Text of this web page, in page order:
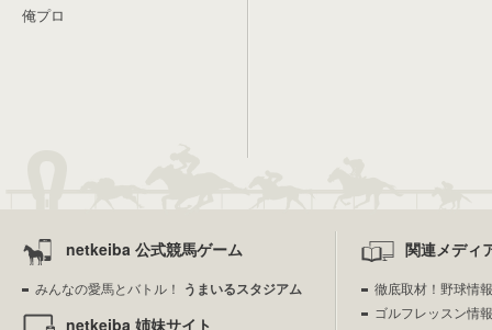
俺プロ
netkeiba 公式競馬ゲーム
みんなの愛馬とバトル！ うまいるスタジアム
netkeiba 姉妹サイト
関連メディ
徹底取材！野球情
ゴルフレッスン情